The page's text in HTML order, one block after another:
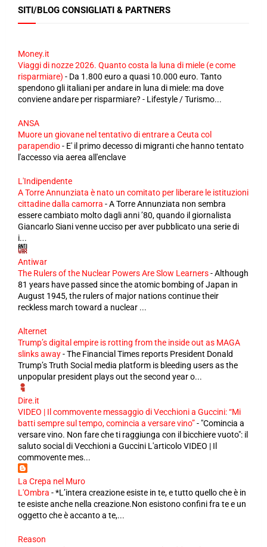
SITI/BLOG CONSIGLIATI & PARTNERS
Money.it
Viaggi di nozze 2026. Quanto costa la luna di miele (e come
risparmiare) - Da 1.800 euro a quasi 10.000 euro. Tanto
spendono gli italiani per andare in luna di miele: ma dove
conviene andare per risparmiare? - Lifestyle / Turismo...
ANSA
Muore un giovane nel tentativo di entrare a Ceuta col
parapendio- E' il primo decesso di migranti che hanno tentato
l'accesso via aerea all'enclave
L'Indipendente
A Torre Annunziata è nato un comitato per liberare le istituzioni
cittadine dalla camorra -A Torre Annunziata non sembra
essere cambiato molto dagli anni ’80, quando il giornalista
Giancarlo Siani venne ucciso per aver pubblicato una serie di
i...
Antiwar
The Rulers of the Nuclear Powers Are Slow Learners-Although
81 years have passed since the atomic bombing of Japan in
August 1945, the rulers of major nations continue their
reckless march toward a nuclear ...
Alternet
Trump’s digital empire is rotting from the inside out as MAGA
slinks away-The Financial Times reports President Donald
Trump’s Truth Social media platform is bleeding users as the
unpopular president plays out the second year o...
Dire.it
VIDEO | Il commovente messaggio di Vecchioni a Guccini: “Mi
batti sempre sul tempo, comincia a versare vino”- "Comincia a
versare vino. Non fare che ti raggiunga con il bicchiere vuoto": il
saluto social di Vecchioni a Guccini L'articolo VIDEO | Il
commovente mes...
La Crepa nel Muro
L'Ombra -*L’intera creazione esiste in te, e tutto quello che è in
te esiste anche nella creazione.Non esistono confini fra te e un
oggetto che è accanto a te,...
Reason